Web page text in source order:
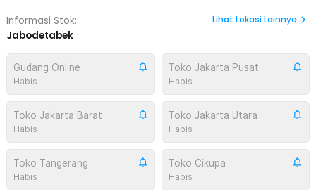
Informasi Stok:
Jabodetabek
Lihat Lokasi Lainnya
Gudang Online
Habis
Toko Jakarta Pusat
Habis
Toko Jakarta Barat
Habis
Toko Jakarta Utara
Habis
Toko Tangerang
Habis
Toko Cikupa
Habis